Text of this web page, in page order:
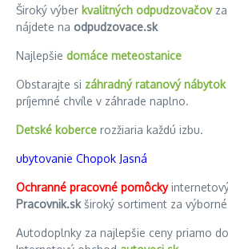
Široký výber kvalitných odpudzovačovza
nájdete na odpudzovace.sk
Najlepšie domáce meteostanice
Obstarajte si záhradný ratanový nábytok
príjemné chvíle v záhrade naplno.
Detské koberce rozžiaria každú izbu.
ubytovanie Chopok Jasná
Ochranné pracovné pomôcky
Pracovnik.skširoký sortiment za výborné
Autodoplnky za najlepšie ceny priamo